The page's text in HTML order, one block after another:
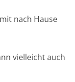
nach Hause
vielleicht auch